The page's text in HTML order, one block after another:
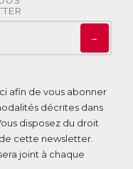
→
afin de vous abonner
décrites dans
disposez du droit
cette newsletter.
joint à chaque